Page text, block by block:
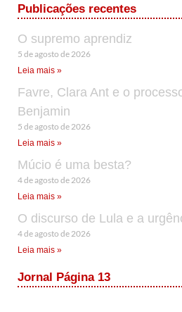
Publicações recentes
O supremo aprendiz
5 de agosto de 2026
Leia mais »
Favre, Clara Ant e o
Benjamin
5 de agosto de 2026
Leia mais »
Múcio é uma besta?
4 de agosto de 2026
Leia mais »
O discurso de Lula e a
4 de agosto de 2026
Leia mais »
Jornal Página 13